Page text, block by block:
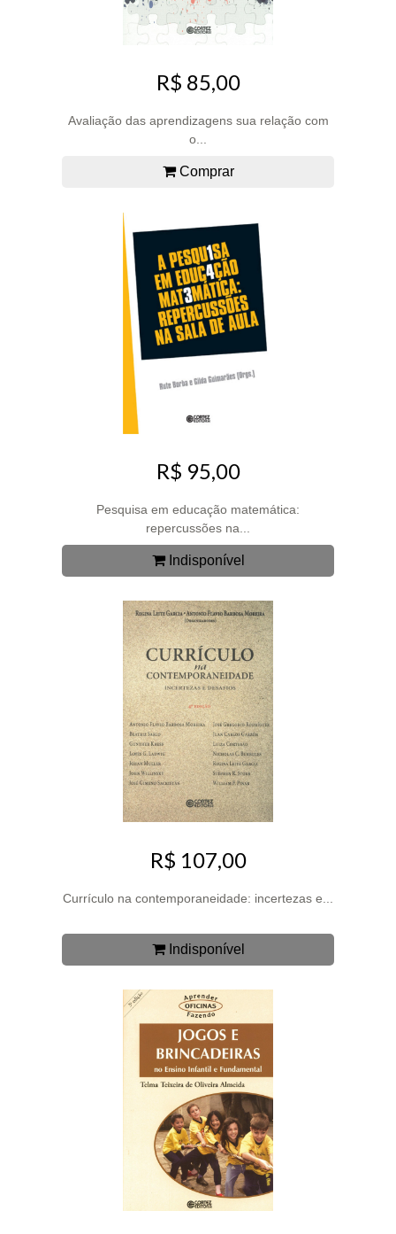
R$ 85,00
Avaliação das aprendizagens sua relação com
o...
Comprar
R$ 95,00
Pesquisa em educação matemática:
repercussões na...
Indisponível
R$ 107,00
Currículo na contemporaneidade: incertezas e...
Indisponível